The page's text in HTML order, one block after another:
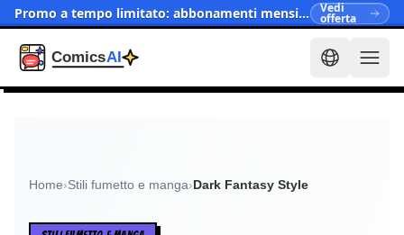
Promo a tempo limitato: abbonamenti mensili ora da $15.90 Vedi
offerta
Home›Stili fumetto e manga›Dark Fantasy Style